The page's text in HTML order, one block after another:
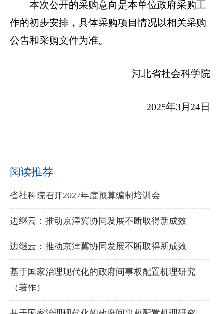
本次公开的采购意向是本单位政府采购工
作的初步安排，具体采购项目情况以相关采购
公告和采购文件为准。
河北省社会科学院
2025年3月24日
阅读推荐
省社科院召开2027年度预算编制培训会
边继云：推动京津冀协同发展不断取得新成效
边继云：推动京津冀协同发展不断取得新成效
基于国家治理现代化的政府间事权配置机理研究
（著作）